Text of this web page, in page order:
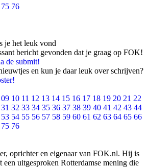
75 76
je het leuk vond
bericht gevonden dat je graag op FOK!
de submit!
en kun je daar leuk over schrijven?
09 10 11 12 13 14 15 16 17 18 19 20 21 22
31 32 33 34 35 36 37 38 39 40 41 42 43 44
53 54 55 56 57 58 59 60 61 62 63 64 65 66
75 76
oprichter en eigenaar van FOK.nl. Hij is
een uitgesproken Rotterdamse mening die